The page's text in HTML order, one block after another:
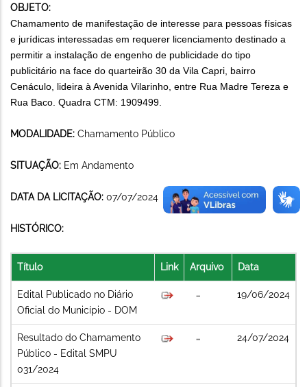
OBJETO:
Chamamento de manifestação de interesse para pessoas físicas
e jurídicas interessadas em requerer licenciamento destinado a
permitir a instalação de engenho de publicidade do tipo
publicitário na face do quarteirão 30 da Vila Capri, bairro
Cenáculo, lideira à Avenida Vilarinho, entre Rua Madre Tereza e
Rua Baco. Quadra CTM: 1909499.
MODALIDADE: Chamamento Público
SITUAÇÃO: Em Andamento
DATA DA LICITAÇÃO: 07/07/2024
HISTÓRICO:
Título Link Arquivo Data
Edital Publicado no Diário
Oficial do Município - DOM
19/06/2024
Resultado do Chamamento
Público - Edital SMPU
031/2024
24/07/2024